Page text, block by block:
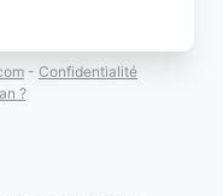
- Confidentialité
?